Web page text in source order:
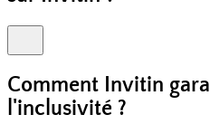
Comment Invitin
l'inclusivité ?